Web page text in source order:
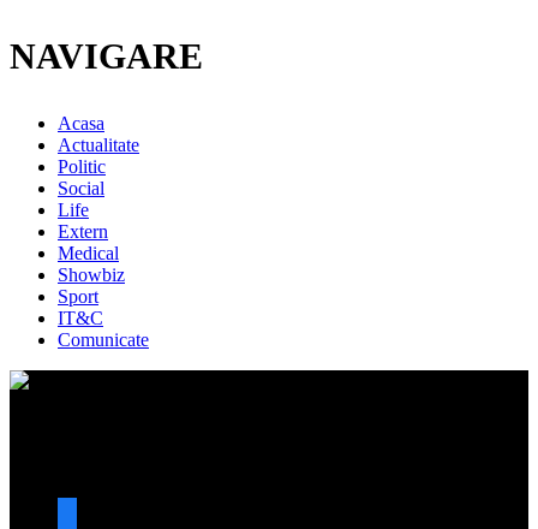
NAVIGARE
Acasa
Actualitate
Politic
Social
Life
Extern
Medical
Showbiz
Sport
IT&C
Comunicate